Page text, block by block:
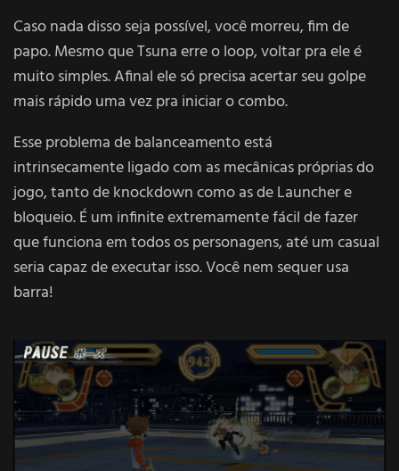
Caso nada disso seja possível, você morreu, fim de
papo. Mesmo que Tsuna erre o loop, voltar pra ele é
muito simples. Afinal ele só precisa acertar seu golpe
mais rápido uma vez pra iniciar o combo.
Esse problema de balanceamento está
intrinsecamente ligado com as mecânicas próprias do
jogo, tanto de knockdown como as de Launcher e
bloqueio. É um infinite extremamente fácil de fazer
que funciona em todos os personagens, até um casual
seria capaz de executar isso. Você nem sequer usa
barra!